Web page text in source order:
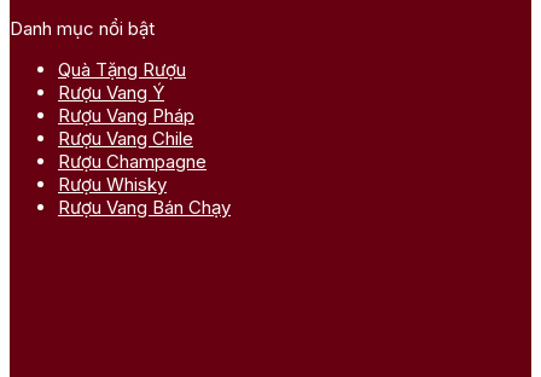
Danh mục nổi bật
Quà Tặng Rượu
Rượu Vang Ý
Rượu Vang Pháp
Rượu Vang Chile
Rượu Champagne
Rượu Whisky
Rượu Vang Bán Chạy